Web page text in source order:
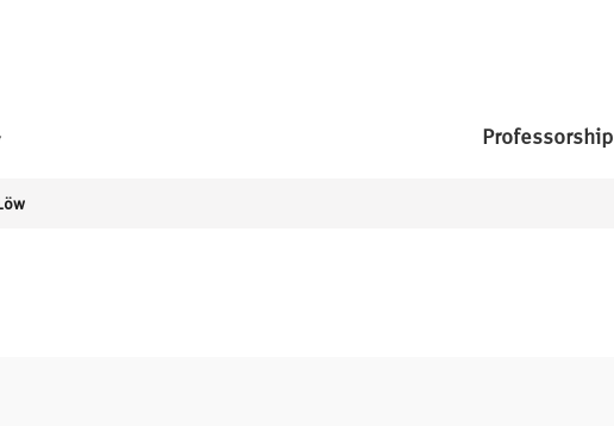
Professorship